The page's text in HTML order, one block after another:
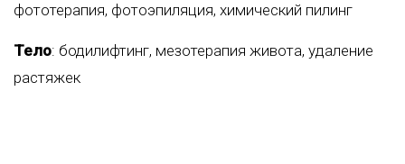
фототерапия, фотоэпиляция, химический пилинг
Тело: бодилифтинг, мезотерапия живота, удаление
растяжек